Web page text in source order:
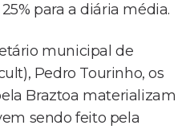
para a diária média.
municipal de
Pedro Tourinho, os
Braztoa materializam
sendo feito pela